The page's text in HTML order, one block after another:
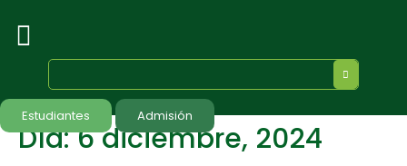
Estudiantes Admisión
Día:6 diciembre, 2024